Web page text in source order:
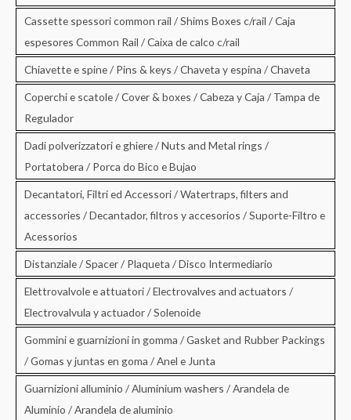
Cassette spessori common rail / Shims Boxes c/rail / Caja
espesores Common Rail / Caixa de calco c/rail
Chiavette e spine / Pins & keys / Chaveta y espina / Chaveta
Coperchi e scatole / Cover & boxes / Cabeza y Caja / Tampa de
Regulador
Dadi polverizzatori e ghiere / Nuts and Metal rings /
Portatobera / Porca do Bico e Bujao
Decantatori, Filtri ed Accessori / Watertraps, filters and
accessories / Decantador, filtros y accesorios / Suporte-Filtro e
Acessorios
Distanziale / Spacer / Plaqueta / Disco Intermediario
Elettrovalvole e attuatori / Electrovalves and actuators /
Electrovalvula y actuador / Solenoide
Gommini e guarnizioni in gomma / Gasket and Rubber Packings
/ Gomas y juntas en goma / Anel e Junta
Guarnizioni alluminio / Aluminium washers / Arandela de
Aluminio / Arandela de aluminio